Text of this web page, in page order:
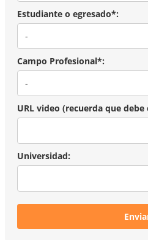
Estudiante o egresado*:
Campo Profesional*:
URL video (recuerda que
Universidad: